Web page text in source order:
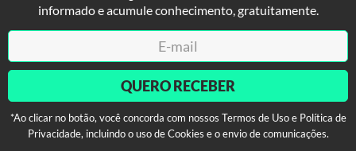
informado e acumule conhecimento, gratuitamente.
QUERO RECEBER
*Ao clicar no botão, você concorda com nossos Termos de Uso e Política de
Privacidade, incluindo o uso de Cookies e o envio de comunicações.